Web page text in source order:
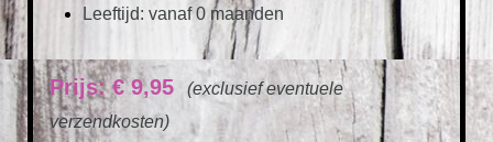
Leeftijd: vanaf 0 maanden
Prijs: € 9,95
(exclusief eventuele
verzendkosten)